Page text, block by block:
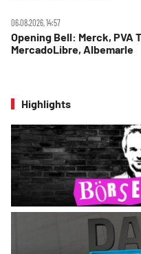
06.08.2026, 14:57
Opening Bell: Merck, PVA
MercadoLibre, Albemarle
Highlights